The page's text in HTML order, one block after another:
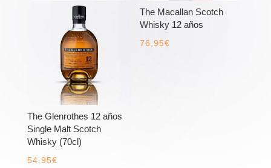
The Glenrothes 12 años
Single Malt Scotch
Whisky (70cl)
54,95€
The Macallan Scotch
Whisky 12 años
76,95€